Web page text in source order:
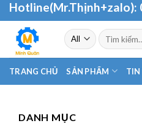
Skip
to
content
Hotline(Mr.Thịnh+zalo):
Tìm
kiếm:
TRANG CHỦ SẢN PHẨM TIN
DANH MỤC